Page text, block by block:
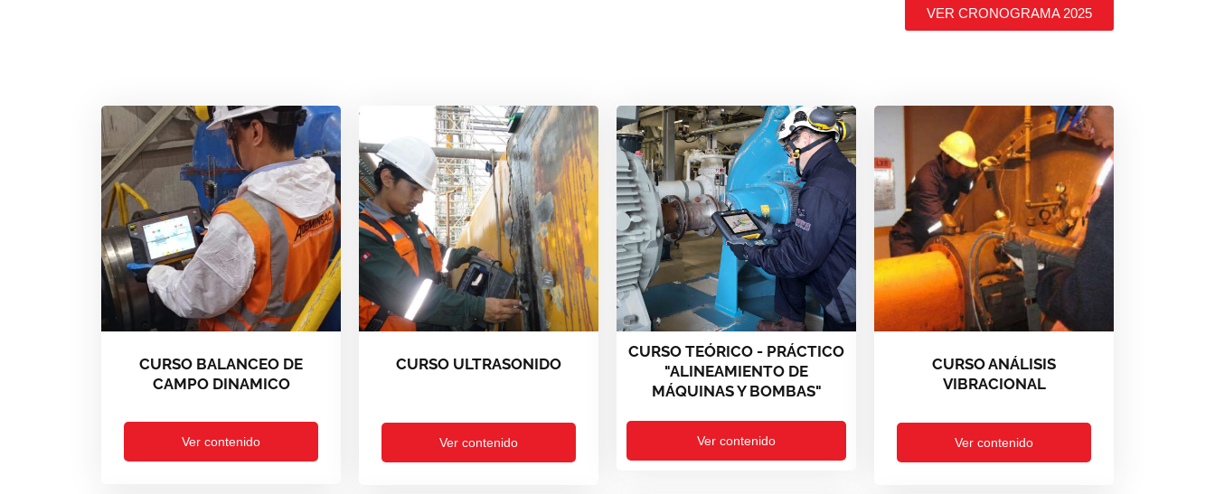
VER CRONOGRAMA 2025
CURSO BALANCEO DE
CAMPO DINAMICO
Ver contenido
CURSO ULTRASONIDO
Ver contenido
CURSO TEÓRICO - PRÁCTICO
"ALINEAMIENTO DE
MÁQUINAS Y BOMBAS"
Ver contenido
CURSO ANÁLISIS
VIBRACIONAL
Ver contenido